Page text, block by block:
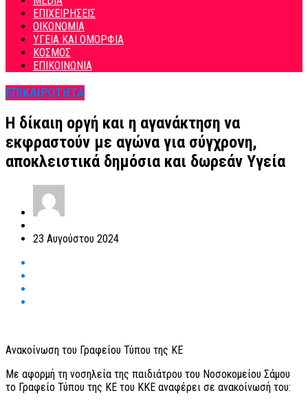
ΕΠΙΧΕΙΡΗΣΕΙΣ
ΟΙΚΟΝΟΜΙΑ
ΥΓΕΙΑ ΚΑΙ ΟΜΟΡΦΙΑ
ΚΟΣΜΟΣ
ΕΠΙΚΟΙΝΩΝΙΑ
ΕΠΙΚΑΙΡΟΤΗΤΑ
Η δίκαιη οργή και η αγανάκτηση να
εκφραστούν με αγώνα για σύγχρονη,
αποκλειστικά δημόσια και δωρεάν Υγεία
23 Αυγούστου 2024
Ανακοίνωση του Γραφείου Τύπου της ΚΕ
Με αφορμή τη νοσηλεία της παιδιάτρου του Νοσοκομείου Σάμου
το Γραφείο Τύπου της ΚΕ του ΚΚΕ αναφέρει σε ανακοίνωσή του: